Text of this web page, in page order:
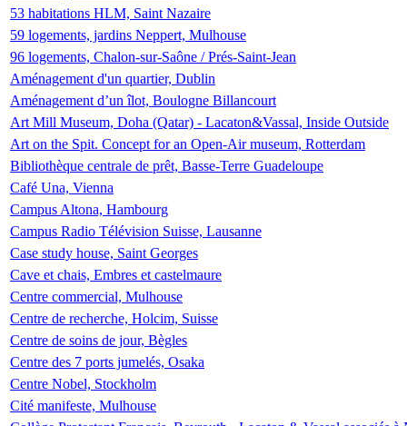
53 habitations HLM, Saint Nazaire
59 logements, jardins Neppert, Mulhouse
96 logements, Chalon-sur-Saône / Prés-Saint-Jean
Aménagement d'un quartier, Dublin
Aménagement d’un îlot, Boulogne Billancourt
Art Mill Museum, Doha (Qatar) - Lacaton&Vassal, Inside Outside
Art on the Spit. Concept for an Open-Air museum, Rotterdam
Bibliothèque centrale de prêt, Basse-Terre Guadeloupe
Café Una, Vienna
Campus Altona, Hambourg
Campus Radio Télévision Suisse, Lausanne
Case study house, Saint Georges
Cave et chais, Embres et castelmaure
Centre commercial, Mulhouse
Centre de recherche, Holcim, Suisse
Centre de soins de jour, Bègles
Centre des 7 ports jumelés, Osaka
Centre Nobel, Stockholm
Cité manifeste, Mulhouse